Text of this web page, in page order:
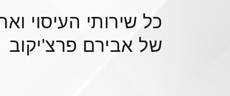
כל שירותי העיסוי
של אבירם פרצ'יקוב